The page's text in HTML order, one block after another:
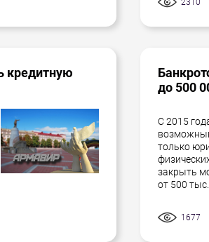
кредитную
до 500
С 2015
только
закрыть
от 500
1677